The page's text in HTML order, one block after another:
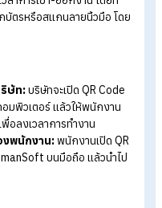
system
from THB 590/month
ลาทำงาน?